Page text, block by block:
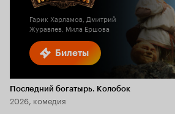
Билеты
Гарик Харламов, Дмитрий
Журавлев, Мила Ершова
Последний богатырь. Колобок
2026, комедия